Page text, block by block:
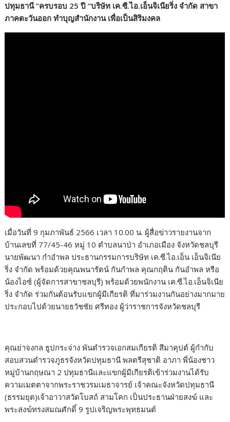
ปทุมธานี “ครบรอบ 25 ปี “บริษัท เค.ซี.ไอ.เอ็นจิเนียริ่ง จำกัด สาขา
ภาคตะวันออก ทำบุญสำนักงาน เพื่อเป็นสิริมงคล
เมื่อวันที่ 9 กุมภาพันธ์ 2566 เวลา 10.00 น. ผู้สื่อข่าวรายงานจาก
บ้านเลขที่ 77/45-46 หมู่ 10 ตำบลนาป่า อำเภอเมือง จังหวัดชลบุรี
นายพัฒนา กำอำพล ประธานกรรมการบริษัท เค.ซี.ไอ.เอ็น เอ็นจิเนีย
ริ่ง จำกัด พร้อมด้วยคุณพนารัตน์ กันกำพล คุณกฤติน กันอำพล หรือ
น้องไอซ์ (ผู้จัดการสาขาชลบุรี) พร้อมด้วยพนักงาน เค.ซี.ไอ.เอ็นจิเนีย
ริ่ง จำกัด ร่วมกันต้อนรับแขกผู้มีเกียรติ ที่มาร่วมงานกันอย่างมากมาย
ประกอบไปด้วยนายธวัชชัย ศรีทอง ผู้ว่าราชการจังหวัดชลบุรี
คุณย่าจงกล ธูปกระจ่าง พันตำรวจเอกสมเกียรติ สีมาคุปต์ ผู้กำกับ
สอบสวนตำรวจภูธรจังหวัดปทุมธานี พลตรีสุชาติ อาภา พี่น้องชาว
หมู่บ้านกฤษณา 2 ปทุมธานีและแขกผู้มีเกียรติเข้าร่วมงานได้รับ
ความเมตตาจากพระราชวรมเมธาจารย์ เจ้าคณะจังหวัดปทุมธานี
(ธรรมยุต)เจ้าอาวาสวัดโบสถ์ สามโคก เป็นประธานฝ่ายสงฆ์ และ
พระสงฆ์ทรงสมณศักดิ์ 9 รูปเจริญพระพุทธมนต์